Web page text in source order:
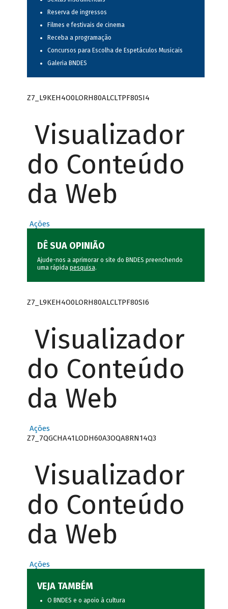
Reserva de ingressos
Filmes e festivais de cinema
Receba a programação
Concursos para Escolha de Espetáculos Musicais
Galeria BNDES
Z7_L9KEH4O0LORH80ALCLTPF80SI4
Visualizador
do Conteúdo
da Web
Ações
DÊ SUA OPINIÃO
Ajude-nos a aprimorar o site do BNDES preenchendo
uma rápida pesquisa.
Z7_L9KEH4O0LORH80ALCLTPF80SI6
Visualizador
do Conteúdo
da Web
Ações
Z7_7QGCHA41LODH60A3OQA8RN14Q3
Visualizador
do Conteúdo
da Web
Ações
VEJA TAMBÉM
O BNDES e o apoio à cultura